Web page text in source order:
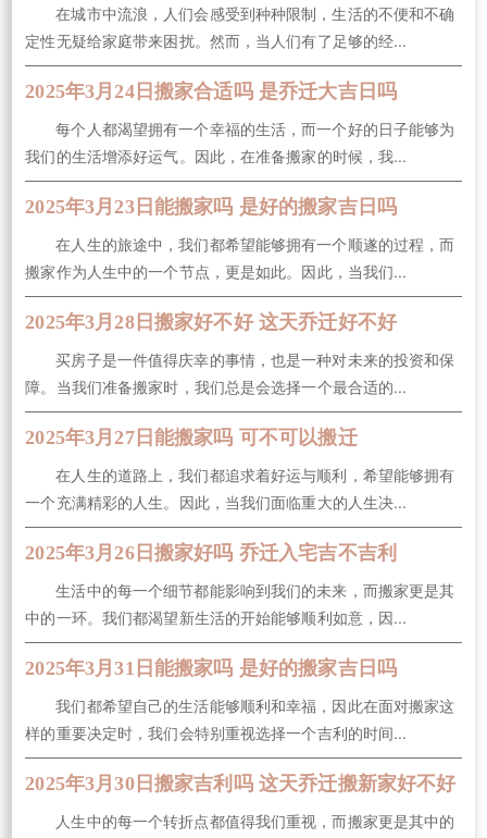
在城市中流浪，人们会感受到种种限制，生活的不便和不确
定性无疑给家庭带来困扰。然而，当人们有了足够的经...
2025年3月24日搬家合适吗 是乔迁大吉日吗
每个人都渴望拥有一个幸福的生活，而一个好的日子能够为
我们的生活增添好运气。因此，在准备搬家的时候，我...
2025年3月23日能搬家吗 是好的搬家吉日吗
在人生的旅途中，我们都希望能够拥有一个顺遂的过程，而
搬家作为人生中的一个节点，更是如此。因此，当我们...
2025年3月28日搬家好不好 这天乔迁好不好
买房子是一件值得庆幸的事情，也是一种对未来的投资和保
障。当我们准备搬家时，我们总是会选择一个最合适的...
2025年3月27日能搬家吗 可不可以搬迁
在人生的道路上，我们都追求着好运与顺利，希望能够拥有
一个充满精彩的人生。因此，当我们面临重大的人生决...
2025年3月26日搬家好吗 乔迁入宅吉不吉利
生活中的每一个细节都能影响到我们的未来，而搬家更是其
中的一环。我们都渴望新生活的开始能够顺利如意，因...
2025年3月31日能搬家吗 是好的搬家吉日吗
我们都希望自己的生活能够顺利和幸福，因此在面对搬家这
样的重要决定时，我们会特别重视选择一个吉利的时间...
2025年3月30日搬家吉利吗 这天乔迁搬新家好不好
人生中的每一个转折点都值得我们重视，而搬家更是其中的